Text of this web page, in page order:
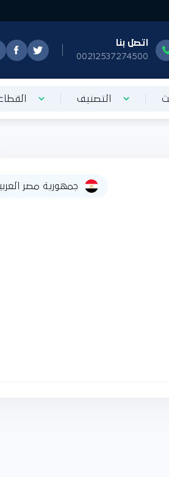
اتصل بنا
00212537274500
التصنيف القطاع
جمهورية مصر العربية